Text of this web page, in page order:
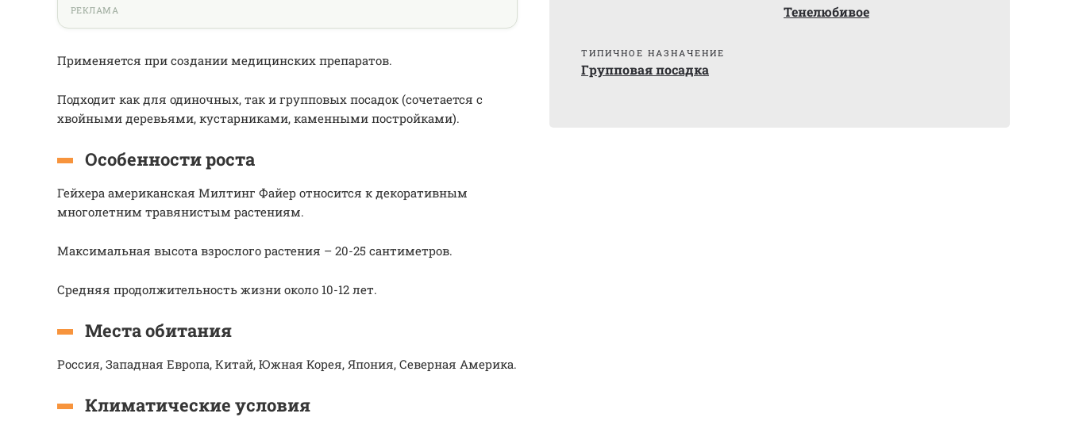
РЕКЛАМА
Применяется при создании медицинских препаратов.
Подходит как для одиночных, так и групповых посадок (сочетается с
хвойными деревьями, кустарниками, каменными постройками).
Особенности роста
Гейхера американская Милтинг Файер относится к декоративным
многолетним травянистым растениям.
Максимальная высота взрослого растения – 20-25 сантиметров.
Средняя продолжительность жизни около 10-12 лет.
Места обитания
Россия, Западная Европа, Китай, Южная Корея, Япония, Северная Америка.
Климатические условия
Тенелюбивое
ТИПИЧНОЕ НАЗНАЧЕНИЕ
Групповая посадка